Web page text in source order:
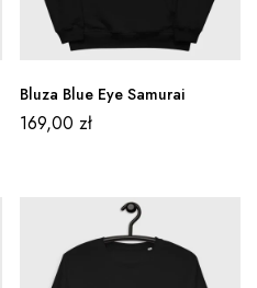
Bluza Blue Eye Samurai
169,00 zł